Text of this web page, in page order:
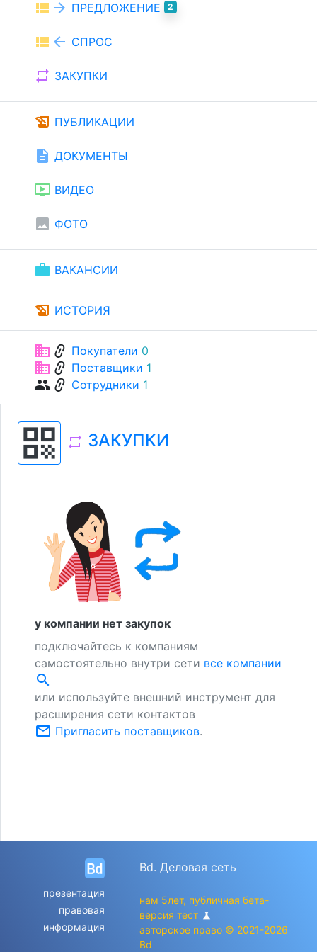
view_list arrow_forward ПРЕДЛОЖЕНИЕ 2
view_list arrow_back СПРОС
repeat ЗАКУПКИ
history_edu ПУБЛИКАЦИИ
description ДОКУМЕНТЫ
ondemand_video ВИДЕО
image ФОТО
work ВАКАНСИИ
history_edu ИСТОРИЯ
businesslink Покупатели 0
businesslink Поставщики 1
grouplink Сотрудники 1
qr_code repeat ЗАКУПКИ
у компании нет закупок
подключайтесь к компаниям
самостоятельно внутри сети все компании
search
или используйте внешний инструмент для
расширения сети контактов
mail_outline Пригласить поставщиков.
презентация
правовая
информация
Bd. Деловая сеть
нам 5лет, публичная бета-
версия тест science
авторское право © 2021-2026
Bd